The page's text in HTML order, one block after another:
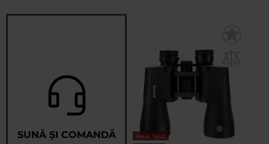
SUNĂ ȘI COMANDĂ
FINAL SALE